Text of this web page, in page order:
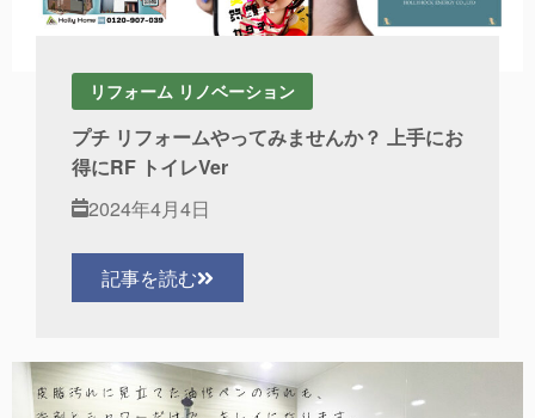
リフォーム リノベーション
プチ リフォームやってみませんか？ 上手にお
得にRF トイレVer
2024年4月4日
記事を読む